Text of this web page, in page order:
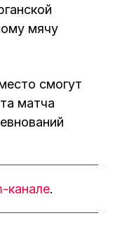
мячу
смогут
матча
канале.